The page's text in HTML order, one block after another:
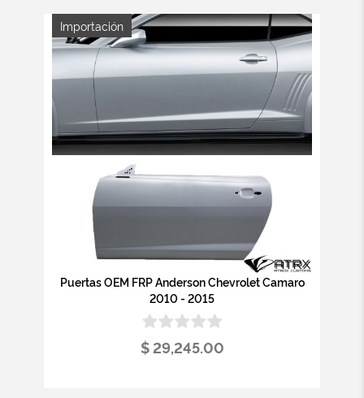
Importación
Puertas OEM FRP Anderson Chevrolet Camaro
2010 - 2015
$ 29,245.00